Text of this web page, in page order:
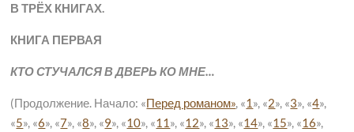
В ТРЁХ КНИГАХ.
КНИГА ПЕРВАЯ
КТО СТУЧАЛСЯ В ДВЕРЬ КО МНЕ…
(Продолжение. Начало: «Перед романом», «1 », «2», «3», «4»,
«5», «6», «7», «8», «9», «10», «11 », «12», «13», «14», «15», «16»,